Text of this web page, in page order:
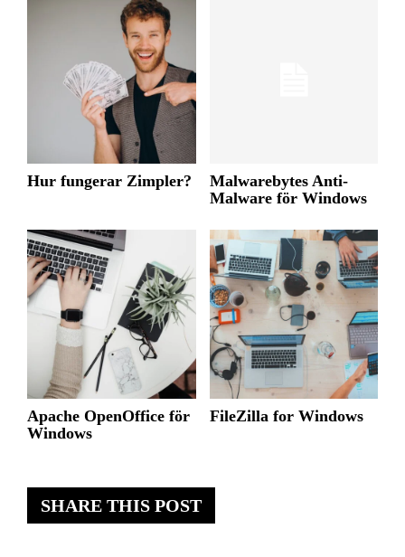
SHARE THIS POST
Hur fungerar Zimpler?
Malwarebytes Anti-
Malware för Windows
Apache OpenOffice för
Windows
FileZilla for Windows